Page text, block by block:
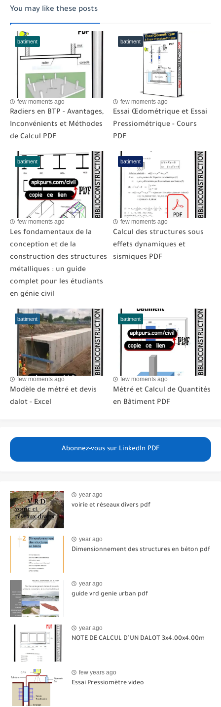
You may like these posts
batiment
few moments ago
Radiers en BTP - Avantages,
Inconvénients et Méthodes
de Calcul PDF
batiment
few moments ago
Essai Œdométrique et Essai
Pressiométrique - Cours
PDF
batiment
few moments ago
Les fondamentaux de la
conception et de la
construction des structures
métalliques : un guide
complet pour les étudiants
en génie civil
batiment
few moments ago
Calcul des structures sous
effets dynamiques et
sismiques PDF
batiment
few moments ago
Modèle de métré et devis
dalot - Excel
batiment
few moments ago
Métré et Calcul de Quantités
en Bâtiment PDF
Abonnez-vous sur LinkedIn PDF
year ago
voirie et réseaux divers pdf
year ago
Dimensionnement des structures en béton pdf
year ago
guide vrd genie urban pdf
year ago
NOTE DE CALCUL D’UN DALOT 3x4.00x4.00m
few years ago
Essai Pressiomètre video